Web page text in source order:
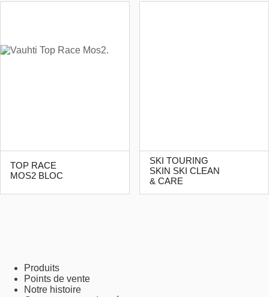
TOP RACE
MOS2 BLOC
SKI TOURING
SKIN SKI CLEAN
& CARE
Produits
Points de vente
Notre histoire